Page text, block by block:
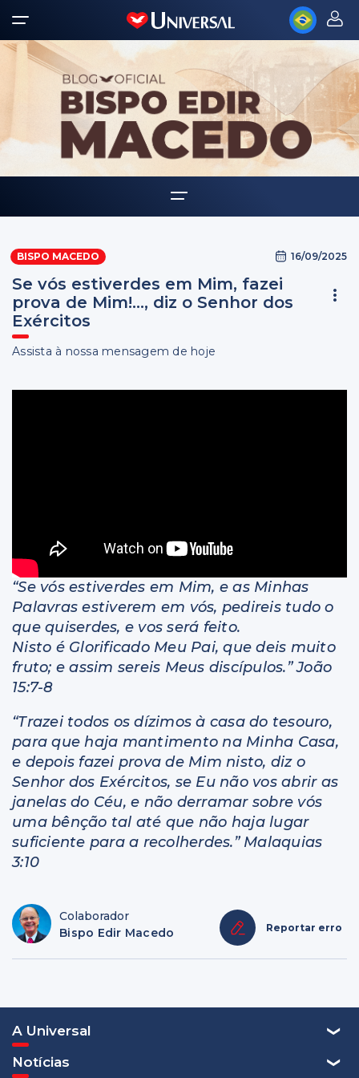
Biografia
Multimídia
Palavra Amiga
BISPO MACEDO 16/09/2025
Se vós estiverdes em Mim, fazei
prova de Mim!..., diz o Senhor dos
Exércitos
Assista à nossa mensagem de hoje
“Se vós estiverdes em Mim, e as Minhas
Palavras estiverem em vós, pedireis tudo o
que quiserdes, e vos será feito.
Nisto é Glorificado Meu Pai, que deis muito
fruto; e assim sereis Meus discípulos.” João
15:7-8
“Trazei todos os dízimos à casa do tesouro,
para que haja mantimento na Minha Casa,
e depois fazei prova de Mim nisto, diz o
Senhor dos Exércitos, se Eu não vos abrir as
janelas do Céu, e não derramar sobre vós
uma bênção tal até que não haja lugar
suficiente para a recolherdes.” Malaquias
3:10
Colaborador
Bispo Edir Macedo
Reportar erro
A Universal
Notícias